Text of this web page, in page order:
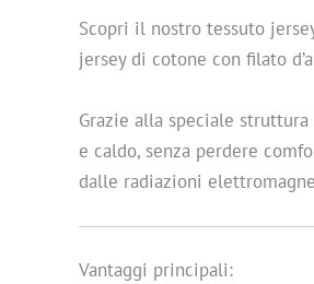
Scopri il nostro tessuto
jersey di cotone con filato
Grazie alla speciale
e caldo, senza perdere
dalle radiazioni
Vantaggi principali: